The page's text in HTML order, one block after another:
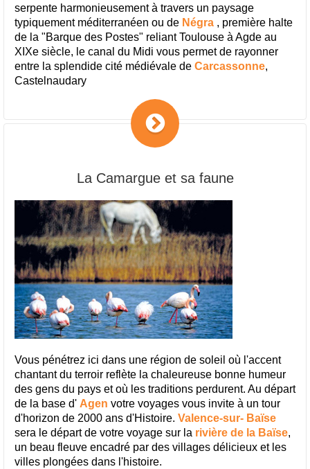
serpente harmonieusement à travers un paysage
typiquement méditerranéen ou de Négra , première halte
de la "Barque des Postes" reliant Toulouse à Agde au
XIXe siècle, le canal du Midi vous permet de rayonner
entre la splendide cité médiévale de Carcassonne,
Castelnaudary
La Camargue et sa faune
Vous pénétrez ici dans une région de soleil où l'accent
chantant du terroir reflète la chaleureuse bonne humeur
des gens du pays et où les traditions perdurent. Au départ
de la base d' Agen votre voyages vous invite à un tour
d'horizon de 2000 ans d'Histoire. Valence-sur- Baïse
sera le départ de votre voyage sur la rivière de la Baïse,
un beau fleuve encadré par des villages délicieux et les
villes plongées dans l'histoire.